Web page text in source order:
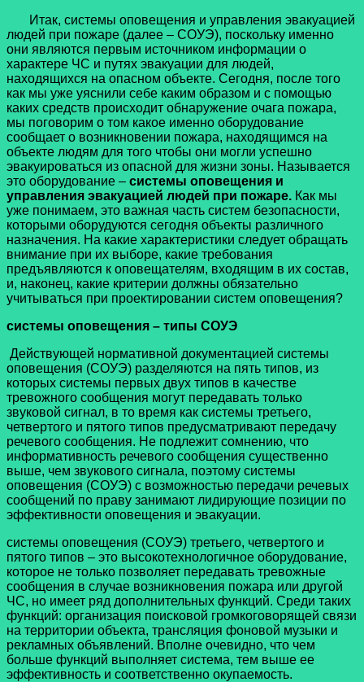
Итак, системы оповещения и управления эвакуацией
людей при пожаре (далее – СОУЭ), поскольку именно
они являются первым источником информации о
характере ЧС и путях эвакуации для людей,
находящихся на опасном объекте. Сегодня, после того
как мы уже уяснили себе каким образом и с помощью
каких средств происходит обнаружение очага пожара,
мы поговорим о том какое именно оборудование
сообщает о возникновении пожара, находящимся на
объекте людям для того чтобы они могли успешно
эвакуироваться из опасной для жизни зоны. Называется
это оборудование – системы оповещения и
управления эвакуацией людей при пожаре. Как мы
уже понимаем, это важная часть систем безопасности,
которыми оборудуются сегодня объекты различного
назначения. На какие характеристики следует обращать
внимание при их выборе, какие требования
предъявляются к оповещателям, входящим в их состав,
и, наконец, какие критерии должны обязательно
учитываться при проектировании систем оповещения?
системы оповещения – типы СОУЭ
Действующей нормативной документацией системы
оповещения (СОУЭ) разделяются на пять типов, из
которых системы первых двух типов в качестве
тревожного сообщения могут передавать только
звуковой сигнал, в то время как системы третьего,
четвертого и пятого типов предусматривают передачу
речевого сообщения. Не подлежит сомнению, что
информативность речевого сообщения существенно
выше, чем звукового сигнала, поэтому системы
оповещения (СОУЭ) с возможностью передачи речевых
сообщений по праву занимают лидирующие позиции по
эффективности оповещения и эвакуации.
системы оповещения (СОУЭ) третьего, четвертого и
пятого типов – это высокотехнологичное оборудование,
которое не только позволяет передавать тревожные
сообщения в случае возникновения пожара или другой
ЧС, но имеет ряд дополнительных функций. Среди таких
функций: организация поисковой громкоговорящей связи
на территории объекта, трансляция фоновой музыки и
рекламных объявлений. Вполне очевидно, что чем
больше функций выполняет система, тем выше ее
эффективность и соответственно окупаемость.